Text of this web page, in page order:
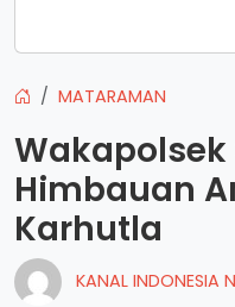
MATARAMAN
Himbauan
Karhutla
KANAL INDONESIA